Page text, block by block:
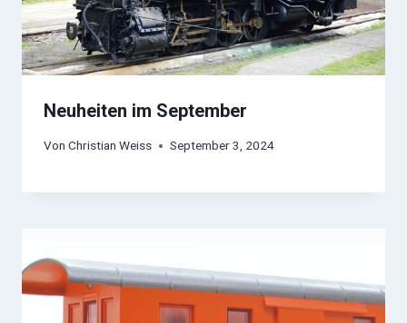
Neuheiten im September
Von Christian Weiss September 3, 2024